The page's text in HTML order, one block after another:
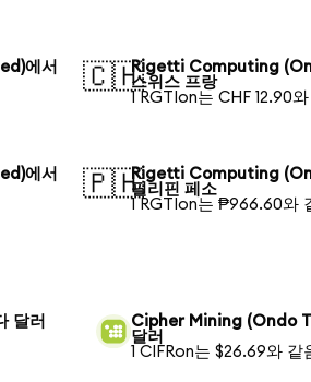
에서
🇨🇭Rigetti Computing
스위스 프랑
1 RGTIon는 CHF 12.90
에서
🇵🇭Rigetti Computing
필리핀 페소
1 RGTIon는 ₱966.60와
달러
Cipher Mining (Ondo
달러
1 CIFRon는 $26.69와 같